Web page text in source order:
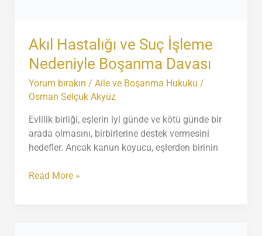
Akıl Hastalığı ve Suç İşleme
Nedeniyle Boşanma Davası
Yorum bırakın / Aile ve Boşanma Hukuku /
Osman Selçuk Akyüz
Evlilik birliği, eşlerin iyi günde ve kötü günde bir
arada olmasını, birbirlerine destek vermesini
hedefler. Ancak kanun koyucu, eşlerden birinin
Akıl
Read More »